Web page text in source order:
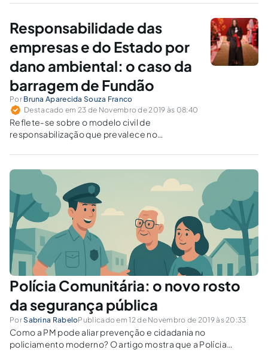
pela organização do Tribunal de Justiça de Minas Gerais em
colaboração com os demais parceiros da rede de
voluntariados.
Responsabilidade das
empresas e do Estado por
dano ambiental: o caso da
barragem de Fundão
Por Bruna Aparecida Souza Franco
Destacado em 23 de Novembro de 2019 às 08:40
Reflete-se sobre o modelo civil de
responsabilização que prevalece no
meio ambiente, em especial no que diz
respeito ao rompimento da barragem de
Polícia Comunitária: o novo rosto
da segurança pública
PorSabrina RabeloPublicado em 12 de Novembro de 2019 às 20:33
Como a PM pode aliar prevenção e cidadania no
policiamento moderno? O artigo mostra que a Polícia